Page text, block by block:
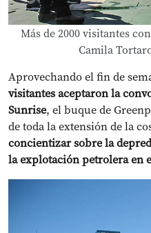
Más de 2000 visitantes
Camila
Aprovechando el fin de
visitantes aceptaron la
Sunrise, el buque de
de toda la extensión de la
concientizar sobre la
la explotación petrolera en